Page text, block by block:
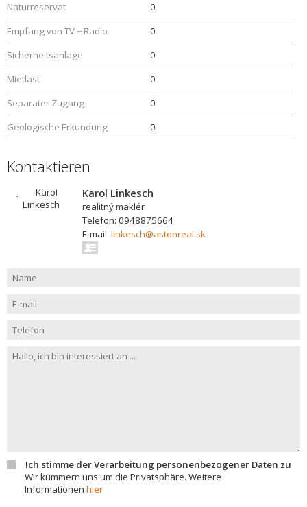
Naturreservat
0
Empfang von TV + Radio
0
Sicherheitsanlage
0
Mietlast
0
Separater Zugang
0
Geologische Erkundung
0
Kontaktieren
Karol Linkesch
realitný maklér
Telefon: 0948875664
E-mail: linkesch@astonreal.sk
Ich stimme der Verarbeitung personenbezogener Daten zu
Wir kümmern uns um die Privatsphäre. Weitere
Informationen hier